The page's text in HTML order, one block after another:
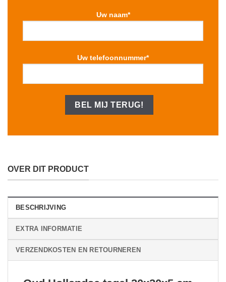
Uw naam*
Uw telefoonnummer*
OVER DIT PRODUCT
BESCHRIJVING
EXTRA INFORMATIE
VERZENDKOSTEN EN RETOURNEREN